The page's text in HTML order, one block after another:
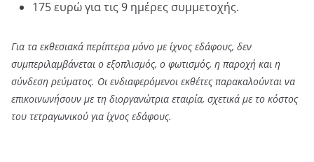
175 ευρώ για τις 9 ημέρες συμμετοχής.
Για τα εκθεσιακά περίπτερα μόνο με ίχνος εδάφους, δεν
συμπεριλαμβάνεται ο εξοπλισμός, ο φωτισμός, η παροχή και η
σύνδεση ρεύματος. Οι ενδιαφερόμενοι εκθέτες παρακαλούνται να
επικοινωνήσουν με τη διοργανώτρια εταιρία, σχετικά με το κόστος
του τετραγωνικού για ίχνος εδάφους.